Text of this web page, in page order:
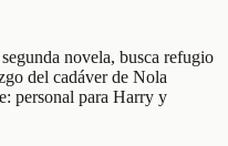
novela, busca refugio
del cadáver de Nola
personal para Harry y